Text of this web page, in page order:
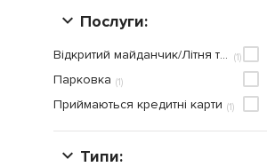
Послуги:
(1)
Відкритий майданчик/Літня тераса
(1)
Парковка
(1)
Приймаються кредитнi карти
Типи: